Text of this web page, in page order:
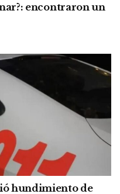
encontraron un
hundimiento de